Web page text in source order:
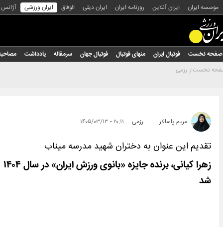
موسسه ایران ایران آنلاین روزنامه ایران ایران دیلی الوفاق ایران ورزشی
صفحه نخست فوتبال ایران منهای فوتبال فوتبال جهان سرمقاله یادداشت
نخست رزمی
مریم پاسالار رزمی ۲۰:۱۱ - ۱۴۰۵/۰۳/۱۳
تقدیم این عنوان به دختران شهید مدرسه میناب
زهرا کیانی، برنده جایزه «بانوی ورزش ایران» در سال ۱۴۰۴
شد